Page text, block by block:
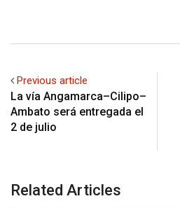
Previous article
La vía Angamarca–Cilipo–
Ambato será entregada el
2 de julio
Related Articles